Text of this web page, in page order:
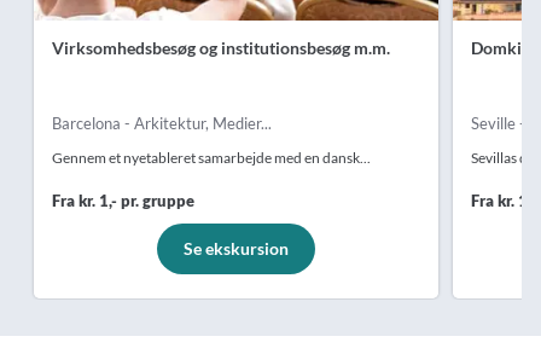
Virksomhedsbesøg og institutionsbesøg m.m.
Barcelona - Arkitektur, Medier...
Gennem et nyetableret samarbejde med en dansk...
Fra kr. 1,- pr. gruppe
Se ekskursion
Seville -
Sevillas
Fra kr.